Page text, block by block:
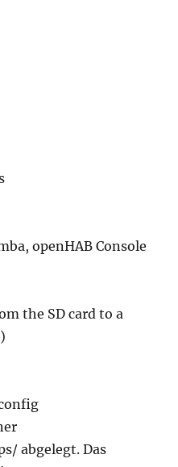
openHAB Console
the SD card to a
abgelegt. Das